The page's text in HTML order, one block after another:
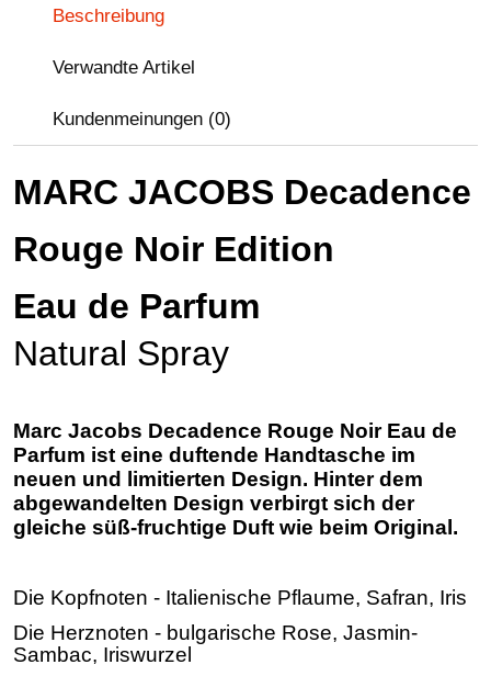
Beschreibung
Verwandte Artikel
Kundenmeinungen (0)
MARC JACOBS Decadence
Rouge Noir Edition
Eau de Parfum
Natural Spray
Marc Jacobs Decadence Rouge Noir Eau de
Parfum ist eine duftende Handtasche im
neuen und limitierten Design. Hinter dem
abgewandelten Design verbirgt sich der
gleiche süß-fruchtige Duft wie beim Original.
Die Kopfnoten - Italienische Pflaume, Safran, Iris
Die Herznoten - bulgarische Rose, Jasmin-
Sambac, Iriswurzel